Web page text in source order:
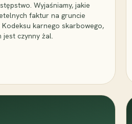
Wyjaśniamy, jakie
faktur na gruncie
karnego skarbowego,
jest czynny żal.